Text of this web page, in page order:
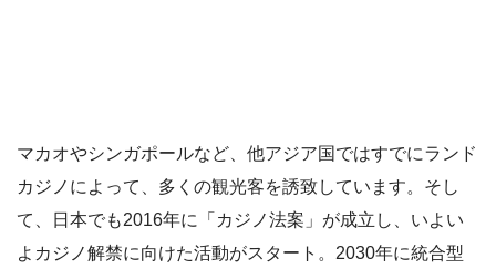
マカオやシンガポールなど、他アジア国ではすでにランド
カジノによって、多くの観光客を誘致しています。そし
て、日本でも2016年に「カジノ法案」が成立し、いよい
よカジノ解禁に向けた活動がスタート。2030年に統合型